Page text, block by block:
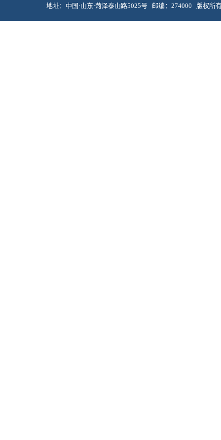
地址：中国·山东·菏泽泰山路5025号 邮编：274000 版权所